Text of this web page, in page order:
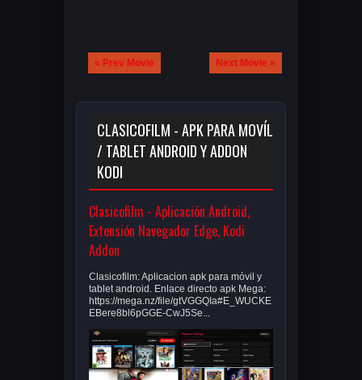
« Prev Movie Next Movie »
CLASICOFILM - APK PARA MOVÍL
/ TABLET ANDROID Y ADDON
KODI
Clasicofilm - Aplicación Android,
Extensión Navegador Edge, Kodi
Addon
Clasicofilm: Aplicacion apk para móvil y
tablet android. Enlace directo apk Mega:
https://mega.nz/file/gtVGGQIa#E_WUCKE
EBere8bl6pGGE-CwJ5Se...